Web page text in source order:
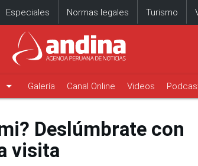
Especiales Normas legales Turismo
arrow_drop_down Galería Canal Online Videos
Deslúmbrate con
visita